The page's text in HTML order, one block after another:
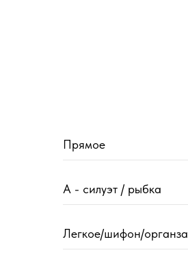
Прямое
А - силуэт / рыбка
Легкое/шифон/органза